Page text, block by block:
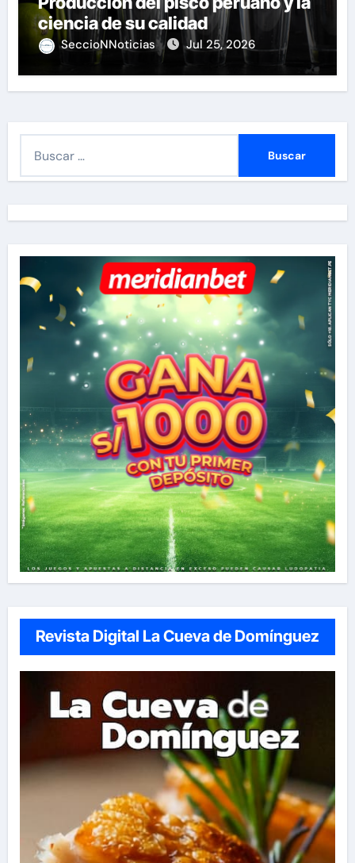
ciencia de su calidad
SeccioNNoticias Jul 25, 2026
r
:
Revista Digital La Cueva de Domínguez